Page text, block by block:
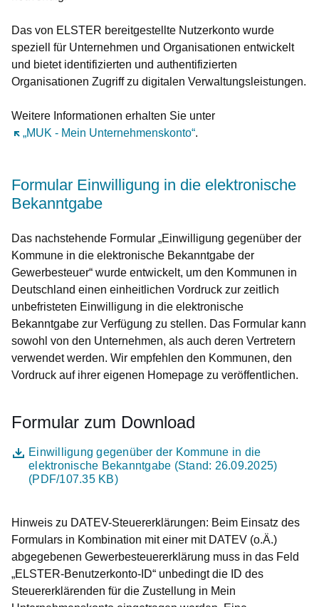
Das von ELSTER bereitgestellte Nutzerkonto wurde
speziell für Unternehmen und Organisationen entwickelt
und bietet identifizierten und authentifizierten
Organisationen Zugriff zu digitalen Verwaltungsleistungen.
Weitere Informationen erhalten Sie unter
„MUK - Mein Unternehmenskonto“
Öffnet sich in einem neuen Fenster .
Formular Einwilligung in die elektronische
Bekanntgabe
Das nachstehende Formular „Einwilligung gegenüber der
Kommune in die elektronische Bekanntgabe der
Gewerbesteuer“ wurde entwickelt, um den Kommunen in
Deutschland einen einheitlichen Vordruck zur zeitlich
unbefristeten Einwilligung in die elektronische
Bekanntgabe zur Verfügung zu stellen. Das Formular kann
sowohl von den Unternehmen, als auch deren Vertretern
verwendet werden. Wir empfehlen den Kommunen, den
Vordruck auf ihrer eigenen Homepage zu veröffentlichen.
Formular zum Download
DateiEinwilligung gegenüber der Kommune in die
elektronische Bekanntgabe (Stand: 26.09.2025)
(PDF/107.35 KB)
Öffnet sich in einem neuen Fenster
Hinweis zu DATEV-Steuererklärungen: Beim Einsatz des
Formulars in Kombination mit einer mit DATEV (o.Ä.)
abgegebenen Gewerbesteuererklärung muss in das Feld
„ELSTER-Benutzerkonto-ID“ unbedingt die ID des
Steuererklärenden für die Zustellung in Mein